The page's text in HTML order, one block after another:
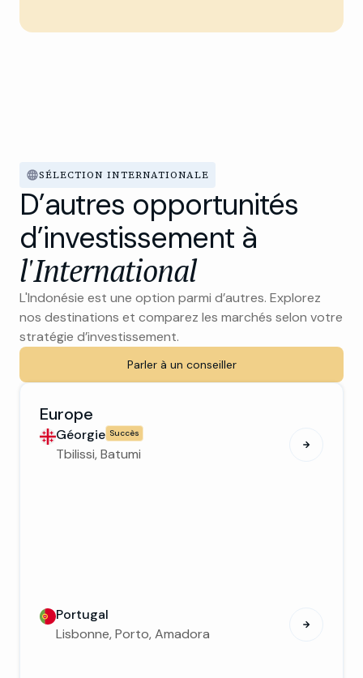
SÉLECTION INTERNATIONALE
D’autres opportunités
d’investissement à
l'International
L'Indonésie est une option parmi d’autres. Explorez
nos destinations et comparez les marchés selon votre
stratégie d’investissement.
Parler à un conseiller
Europe
Géorgie Succès
Tbilissi, Batumi
Portugal
Lisbonne, Porto, Amadora